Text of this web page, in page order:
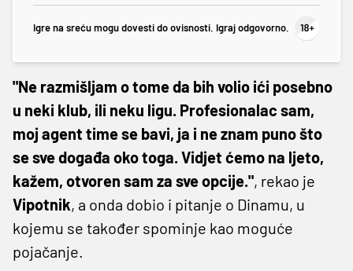
Igre na sreću mogu dovesti do ovisnosti. Igraj odgovorno.
"Ne razmišljam o tome da bih volio ići posebno
u neki klub, ili neku ligu. Profesionalac sam,
moj agent time se bavi, ja i ne znam puno što
se sve događa oko toga. Vidjet ćemo na ljeto,
kažem, otvoren sam za sve opcije.", rekao je
Vipotnik, a onda dobio i pitanje o Dinamu, u
kojemu se također spominje kao moguće
pojačanje.